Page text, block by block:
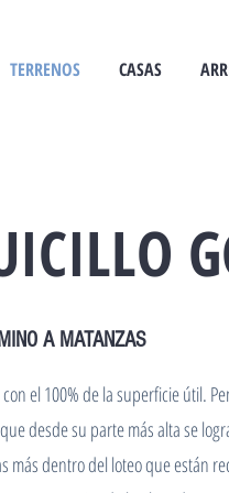
TERRENOS CASAS
A MATANZAS
el 100% de la superficie útil.
desde su parte más alta se
más dentro del loteo que están